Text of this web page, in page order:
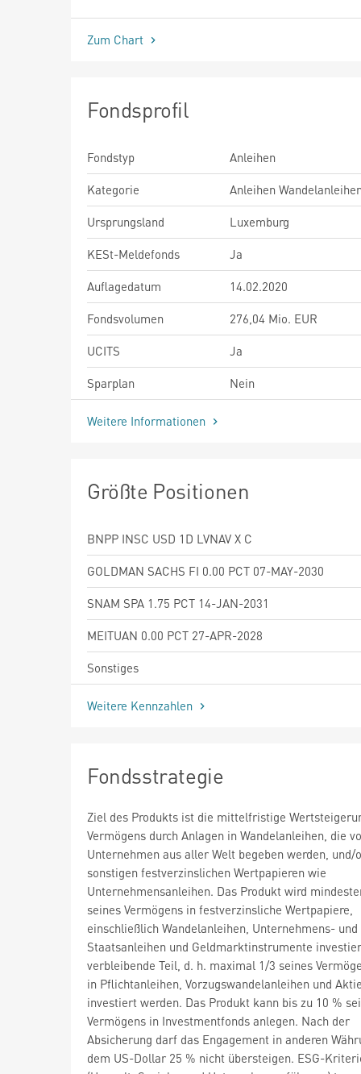
seit Beginn
Zum Chart
Fondsprofil
Fondstyp
Anleihen
Kategorie
Anleihen
Ursprungsland
Luxemburg
KESt-Meldefonds
Ja
Auflagedatum
14.02.2020
Fondsvolumen
276,04 Mio. EUR
UCITS
Ja
Sparplan
Nein
Weitere Informationen
Größte Positionen
BNPP INSC USD 1D LVNAV X C
GOLDMAN SACHS FI 0.00 PCT 07-MAY-2030
SNAM SPA 1.75 PCT 14-JAN-2031
MEITUAN 0.00 PCT 27-APR-2028
Sonstiges
Weitere Kennzahlen
Fondsstrategie
Ziel des Produkts ist die mittelfristige
Vermögens durch Anlagen in Wandelanleihen, die
Unternehmen aus aller Welt begeben werden, und/
sonstigen festverzinslichen Wertpapieren wie
Unternehmensanleihen. Das Produkt wird
seines Vermögens in festverzinsliche Wertpapiere,
einschließlich Wandelanleihen, Unternehmens- und
Staatsanleihen und Geldmarktinstrumente
verbleibende Teil, d. h. maximal 1/3 seines
in Pflichtanleihen, Vorzugswandelanleihen und
investiert werden. Das Produkt kann bis zu 10 %
Vermögens in Investmentfonds anlegen. Nach der
Absicherung darf das Engagement in anderen
dem US-Dollar 25 % nicht übersteigen. ESG-